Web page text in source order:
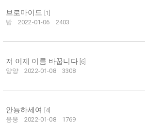
브로마이드 1
밥
2022-01-06 2403
저 이제 이름 바꿉니다[ 6
양양
2022-01-08 3308
안뇽하세여 4]
웅웅
2022-01-08 1769